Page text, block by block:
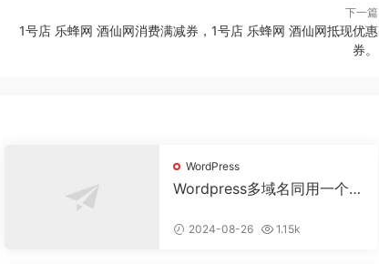
下一篇
1号店 乐蜂网 酒仙网消费满减券，1号店 乐蜂网 酒仙网抵现优惠
券。
WordPress
Wordpress多域名同用一个数
2024-08-26 1.15k